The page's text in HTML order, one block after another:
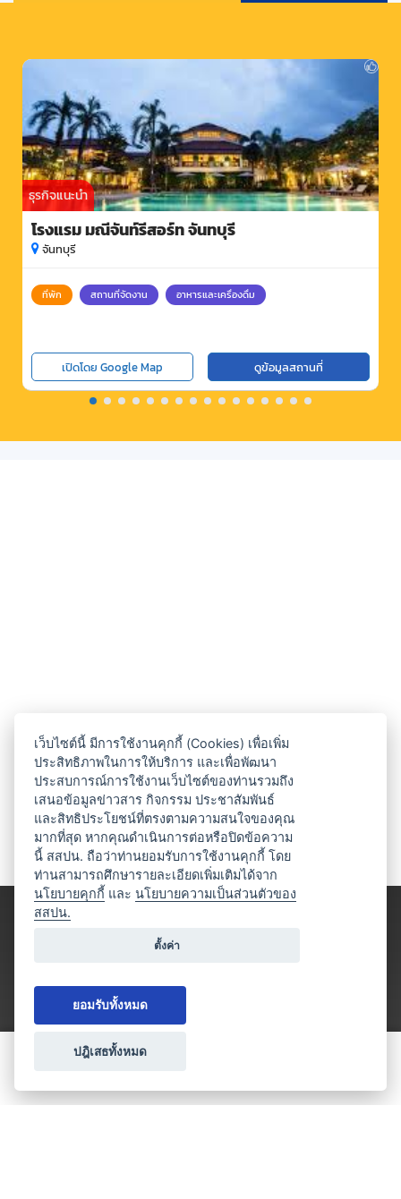
ธุรกิจแนะนำ
โรงแรม มณีจันท์รีสอร์ท จันทบุรี
จันทบุรี
ที่พัก สถานที่จัดงาน อาหารและเครื่องดื่ม
เปิดโดย Google Map ดูข้อมูลสถานที่
ประเภทธุรกิจไมซ์
เว็บไซต์นี้ มีการใช้งานคุกกี้ (Cookies) เพื่อเพิ่ม
ประสิทธิภาพในการให้บริการ และเพื่อพัฒนา
ประสบการณ์การใช้งานเว็บไซต์ของท่านรวมถึง
เสนอข้อมูลข่าวสาร กิจกรรม ประชาสัมพันธ์
และสิทธิประโยชน์ที่ตรงตามความสนใจของคุณ
มากที่สุด หากคุณดำเนินการต่อหรือปิดข้อความ
นี้ สสปน. ถือว่าท่านยอมรับการใช้งานคุกกี้ โดย
ท่านสามารถศึกษารายละเอียดเพิ่มเติมได้จาก
นโยบายคุกกี้ และนโยบายความเป็นส่วนตัวของ
สสปน.
ตั้งค่า
ยอมรับทั้งหมด
ปฎิเสธทั้งหมด